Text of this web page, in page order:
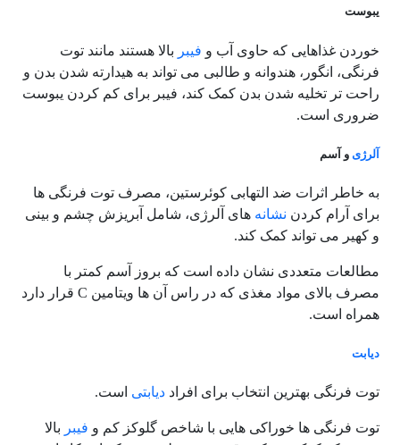
یبوست
خوردن غذاهایی که حاوی آب و فیبر بالا هستند مانند توت
فرنگی، انگور، هندوانه و طالبی می تواند به هیدارته شدن بدن و
راحت تر تخلیه شدن بدن کمک کند، فیبر برای کم کردن یبوست
ضروری است.
آلرژیو آسم
به خاطر اثرات ضد التهابی کوئرستین، مصرف توت فرنگی ها
برای آرام کردن نشانه های آلرژی، شامل آبریزش چشم و بینی
و کهیر می تواند کمک کند.
مطالعات متعددی نشان داده است که بروز آسم کمتر با
مصرف بالای مواد مغذی که در راس آن ها ویتامین C قرار دارد
همراه است.
دیابت
توت فرنگی بهترین انتخاب برای افراد دیابتی است.
توت فرنگی ها خوراکی هایی با شاخص گلوکز کم و فیبر بالا